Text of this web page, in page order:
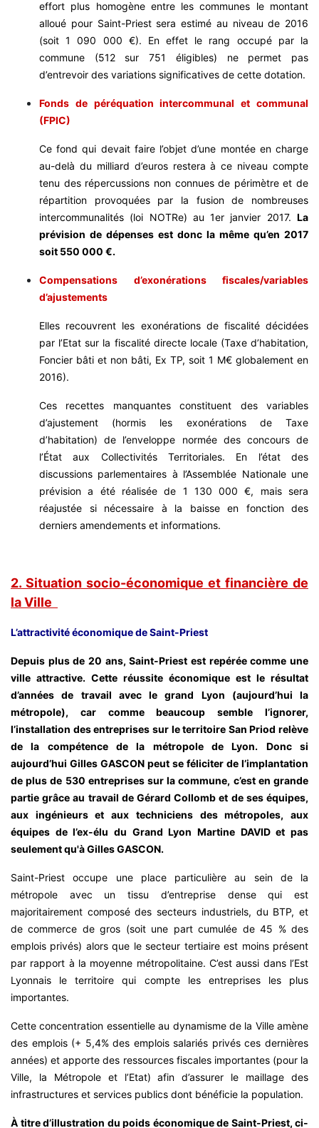
effort plus homogène entre les communes le montant
alloué pour Saint-Priest sera estimé au niveau de 2016
(soit 1 090 000 €). En effet le rang occupé par la
commune (512 sur 751 éligibles) ne permet pas
d’entrevoir des variations significatives de cette dotation.
Fonds de péréquation intercommunal et communal
(FPIC)
Ce fond qui devait faire l’objet d’une montée en charge
au-delà du milliard d’euros restera à ce niveau compte
tenu des répercussions non connues de périmètre et de
répartition provoquées par la fusion de nombreuses
intercommunalités (loi NOTRe) au 1er janvier 2017. La
prévision de dépenses est donc la même qu’en 2017
soit 550 000 €.
Compensations d’exonérations fiscales/variables
d’ajustements
Elles recouvrent les exonérations de fiscalité décidées
par l’Etat sur la fiscalité directe locale (Taxe d’habitation,
Foncier bâti et non bâti, Ex TP, soit 1 M€ globalement en
2016).
Ces recettes manquantes constituent des variables
d’ajustement (hormis les exonérations de Taxe
d’habitation) de l’enveloppe normée des concours de
l’État aux Collectivités Territoriales. En l’état des
discussions parlementaires à l’Assemblée Nationale une
prévision a été réalisée de 1 130 000 €, mais sera
réajustée si nécessaire à la baisse en fonction des
derniers amendements et informations.
2. Situation socio-économique et financière de
la Ville
L’attractivité économique de Saint-Priest
Depuis plus de 20 ans, Saint-Priest est repérée comme une
ville attractive. Cette réussite économique est le résultat
d’années de travail avec le grand Lyon (aujourd’hui la
métropole), car comme beaucoup semble l’ignorer,
l’installation des entreprises sur le territoire San Priod relève
de la compétence de la métropole de Lyon. Donc si
aujourd’hui Gilles GASCON peut se féliciter de l’implantation
de plus de 530 entreprises sur la commune, c’est en grande
partie grâce au travail de Gérard Collomb et de ses équipes,
aux ingénieurs et aux techniciens des métropoles, aux
équipes de l’ex-élu du Grand Lyon Martine DAVID et pas
seulement qu'à Gilles GASCON.
Saint-Priest occupe une place particulière au sein de la
métropole avec un tissu d’entreprise dense qui est
majoritairement composé des secteurs industriels, du BTP, et
de commerce de gros (soit une part cumulée de 45 % des
emplois privés) alors que le secteur tertiaire est moins présent
par rapport à la moyenne métropolitaine. C’est aussi dans l’Est
Lyonnais le territoire qui compte les entreprises les plus
importantes.
Cette concentration essentielle au dynamisme de la Ville amène
des emplois (+ 5,4% des emplois salariés privés ces dernières
années) et apporte des ressources fiscales importantes (pour la
Ville, la Métropole et l’Etat) afin d’assurer le maillage des
infrastructures et services publics dont bénéficie la population.
À titre d’illustration du poids économique de Saint-Priest, ci-